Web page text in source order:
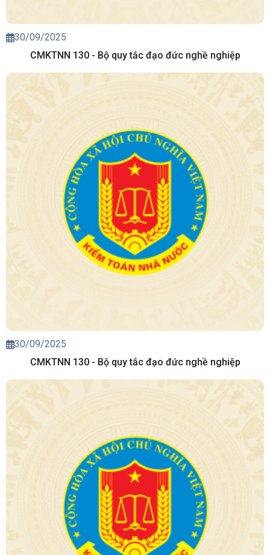
30/09/2025
CMKTNN 130 - Bộ quy tắc đạo đức nghề nghiệp
30/09/2025
CMKTNN 130 - Bộ quy tắc đạo đức nghề nghiệp